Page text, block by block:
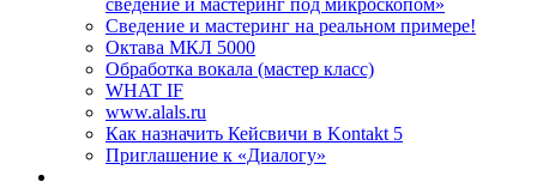
Сведение и мастеринг на реальном примере!
Октава МКЛ 5000
Обработка вокала (мастер класс)
WHAT IF
www.alals.ru
Как назначить Кейсвичи в Kontakt 5
Приглашение к «Диалогу»